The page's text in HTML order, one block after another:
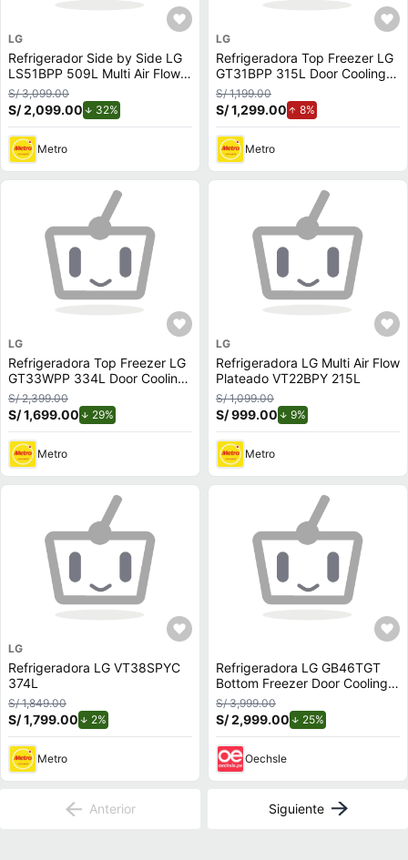
LG
Refrigerador Side by Side LG
LS51BPP 509L Multi Air Flow
Plateada
S/ 3,099.00
S/ 2,099.00 32%
Metro
LG
Refrigeradora Top Freezer LG
GT31BPP 315L Door Cooling
Plateada
S/ 1,199.00
S/ 1,299.00 8%
Metro
LG
Refrigeradora Top Freezer LG
GT33WPP 334L Door Cooling
Plateada
S/ 2,399.00
S/ 1,699.00 29%
Metro
LG
Refrigeradora LG Multi Air Flow
Plateado VT22BPY 215L
S/ 1,099.00
S/ 999.00 9%
Metro
LG
Refrigeradora LG VT38SPYC
374L
S/ 1,849.00
S/ 1,799.00 2%
Metro
Refrigeradora LG GB46TGT
Bottom Freezer Door Cooling
446L Negro
S/ 3,999.00
S/ 2,999.00 25%
Oechsle
Anterior Siguiente